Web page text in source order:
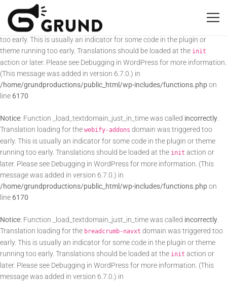
Notice: Function _load_textdomain_just_in_time was called incorrectly.
Translation loading for theall-in-one-seo-pack
too early. This is usually an indicator for some code in the plugin or
theme running too early. Translations should be loaded at the init
action or later. Please see Debugging in WordPressfor more information.
(This message was added in version 6.7.0.) in
/home/grundproductions/public_html/wp-includes/functions.phpon
line 6170
Notice: Function _load_textdomain_just_in_time was called incorrectly
Translation loading for the webify-addons domain was triggered too
early. This is usually an indicator for some code in the plugin or theme
running too early. Translations should be loaded at the init action or
later. Please see Debugging in WordPressfor more information. (This
message was added in version 6.7.0.) in
/home/grundproductions/public_html/wp-includes/functions.phpon
line 6170
Notice: Function _load_textdomain_just_in_time was called incorrectly
Translation loading for the breadcrumb-navxt domain was triggered too
early. This is usually an indicator for some code in the plugin or theme
running too early. Translations should be loaded at the init action or
later. Please see Debugging in WordPressfor more information. (This
message was added in version 6.7.0.) in